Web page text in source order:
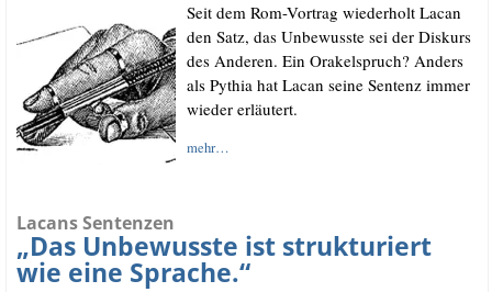
Seit dem Rom-Vor­trag wie­der­holt Lacan
den Satz, das Unbe­wuss­te sei der Dis­kurs
des Ande­ren. Ein Ora­kel­spruch? Anders
als Pythia hat Lacan sei­ne Sen­tenz immer
wie­der erläutert.
mehr…
Lacans Sentenzen
„Das Unbewusste ist strukturiert
wie eine Sprache.“